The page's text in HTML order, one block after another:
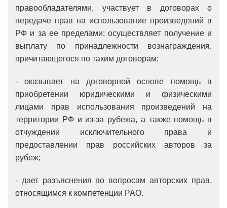
правообладателями, участвует в договорах о
передаче прав на использование произведений в
РФ и за ее пределами; осуществляет получение и
выплату по принадлежности вознаграждения,
причитающегося по таким договорам;
- оказывает на договорной основе помощь в
приобретении юридическими и физическими
лицами прав использования произведений на
территории РФ и из-за рубежа, а также помощь в
отчуждении исключительного права и
предоставлении прав российских авторов за
рубеж;
- дает разъяснения по вопросам авторских прав,
относящимся к компетенции РАО.